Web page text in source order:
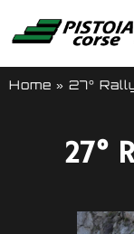
Home » 27°
27°